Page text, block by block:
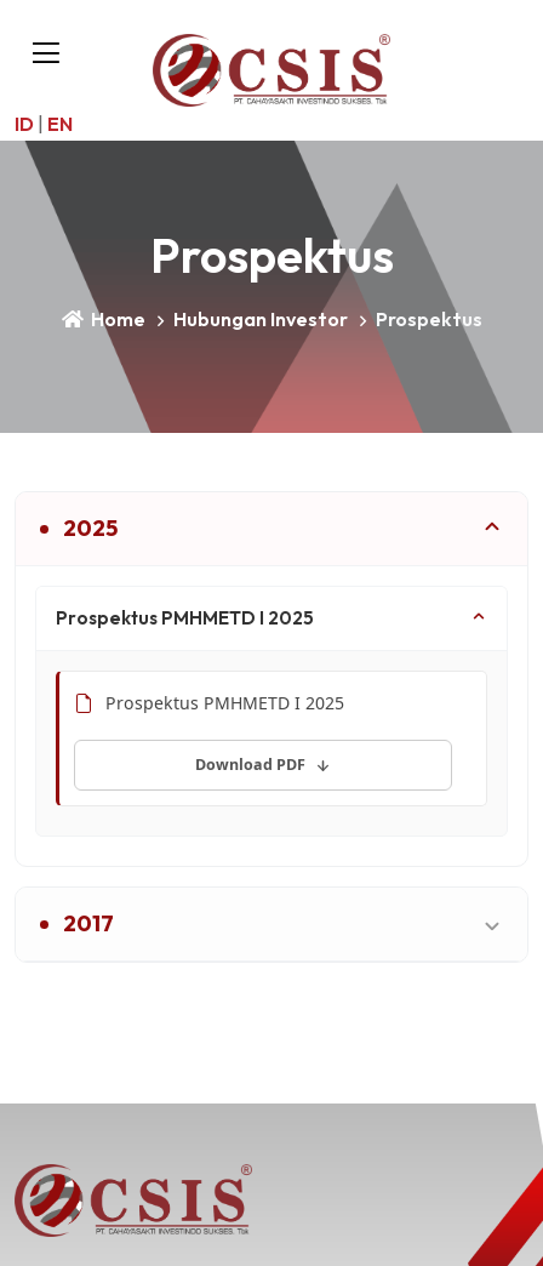
ID EN
Prospektus
Home Hubungan Investor Prospektus
2025
Prospektus PMHMETD I 2025
Prospektus PMHMETD I 2025
Download PDF
2017